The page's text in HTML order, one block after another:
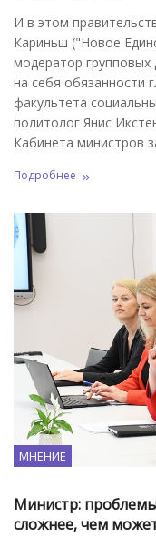
И в этом
Кариньш ("Новое
модератор групповых
на себя обязанности
факультета
политолог Янис
Кабинета министров
Подробнее
МНЕНИЕ
Министр:
сложнее, чем